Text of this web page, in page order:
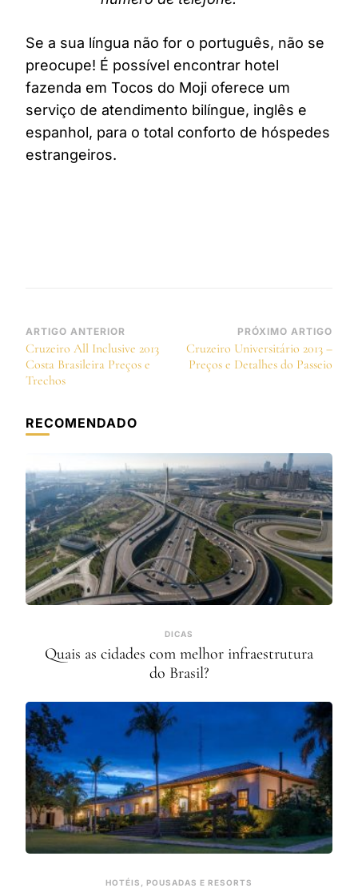
Se a sua língua não for o português, não se
preocupe! É possível encontrar hotel
fazenda em Tocos do Moji oferece um
serviço de atendimento bilíngue, inglês e
espanhol, para o total conforto de hóspedes
estrangeiros.
Navegação
de
post
ARTIGO ANTERIOR
Cruzeiro All Inclusive 2013
Costa Brasileira Preços e
Trechos
PRÓXIMO ARTIGO
Cruzeiro Universitário 2013 –
Preços e Detalhes do Passeio
RECOMENDADO
DICAS
Quais as cidades com melhor infraestrutura
do Brasil?
HOTÉIS, POUSADAS E RESORTS